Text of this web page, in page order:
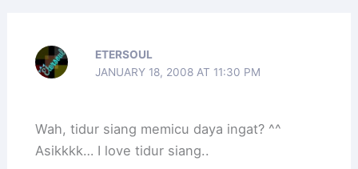
ETERSOUL
JANUARY 18, 2008 AT 11:30 PM
Wah, tidur siang memicu daya ingat? ^^
Asikkkk… I love tidur siang..